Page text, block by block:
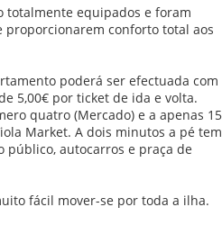
totalmente equipados e foram
proporcionarem conforto total aos
poderá ser efectuada com
5,00€ por ticket de ida e volta.
quatro (Mercado) e a apenas 15
Market. A dois minutos a pé tem
público, autocarros e praça de
fácil mover-se por toda a ilha.